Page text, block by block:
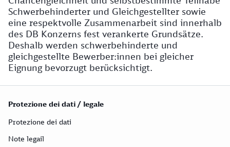
Schwerbehinderter und Gleichgestellter sowie
eine respektvolle Zusammenarbeit sind innerhalb
des DB Konzerns fest verankerte Grundsätze.
Deshalb werden schwerbehinderte und
gleichgestellte Bewerber:innen bei gleicher
Eignung bevorzugt berücksichtigt.
Protezione dei dati / legale
Protezione dei dati
Note legail